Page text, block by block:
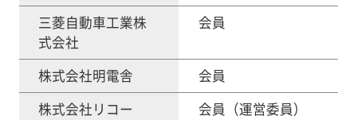
三菱自動車工業株
式会社
会員
株式会社明電舎
会員
株式会社リコー
会員（運営委員）